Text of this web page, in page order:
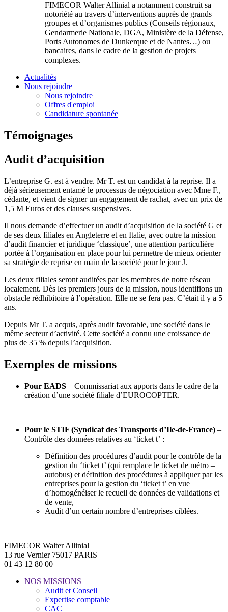
FIMECOR Walter Allinial a notamment construit sa
notoriété au travers d’interventions auprès de grands
groupes et d’organismes publics (Conseils régionaux,
Gendarmerie Nationale, DGA, Ministère de la Défense,
Ports Autonomes de Dunkerque et de Nantes…) ou
bancaires, dans le cadre de la gestion de projets
complexes.
Actualités
Nous rejoindre
Nous rejoindre
Offres d'emploi
Candidature spontanée
Témoignages
Audit d’acquisition
L’entreprise G. est à vendre. Mr T. est un candidat à la reprise. Il a
déjà sérieusement entamé le processus de négociation avec Mme F.,
cédante, et vient de signer un engagement de rachat, avec un prix de
1,5 M Euros et des clauses suspensives.
Il nous demande d’effectuer un audit d’acquisition de la société G et
de ses deux filiales en Angleterre et en Italie, avec outre la mission
d’audit financier et juridique ‘classique’, une attention particulière
portée à l’organisation en place pour lui permettre de mieux orienter
sa stratégie de reprise en main de la société pour le jour J.
Les deux filiales seront auditées par les membres de notre réseau
localement. Dès les premiers jours de la mission, nous identifions un
obstacle rédhibitoire à l’opération. Elle ne se fera pas. C’était il y a 5
ans.
Depuis Mr T. a acquis, après audit favorable, une société dans le
même secteur d’activité. Cette société a connu une croissance de
plus de 35 % depuis l’acquisition.
Exemples de missions
Pour EADS – Commissariat aux apports dans le cadre de la
création d’une société filiale d’EUROCOPTER.
Pour le STIF (Syndicat des Transports d’Ile-de-France) –
Contrôle des données relatives au ‘ticket t’ :
Définition des procédures d’audit pour le contrôle de la
gestion du ‘ticket t’ (qui remplace le ticket de métro –
autobus) et définition des procédures à appliquer par les
entreprises pour la gestion du ‘ticket t’ en vue
d’homogénéiser le recueil de données de validations et
de vente,
Audit d’un certain nombre d’entreprises ciblées.
FIMECOR Walter Allinial
13 rue Vernier 75017 PARIS
01 43 12 80 00
NOS MISSIONS
Audit et Conseil
Expertise comptable
CAC